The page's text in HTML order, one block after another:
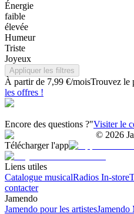
Énergie
faible
élevée
Humeur
Triste
Joyeux
Appliquer les filtres
À partir de 7,99 €/moisTrouvez le
les offres !
Encore des questions ?"Visiter le
© 2026
Télécharger l'app
Liens utiles
Catalogue musicalRadios In-store
contacter
Jamendo
Jamendo pour les artistesJamendo